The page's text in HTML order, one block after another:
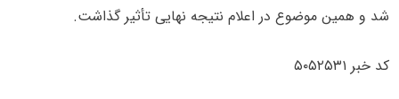
شد و همین موضوع در اعلام نتیجه نهایی تأثیر گذاشت.
کد خبر ۵۰۵۲۵۳۱